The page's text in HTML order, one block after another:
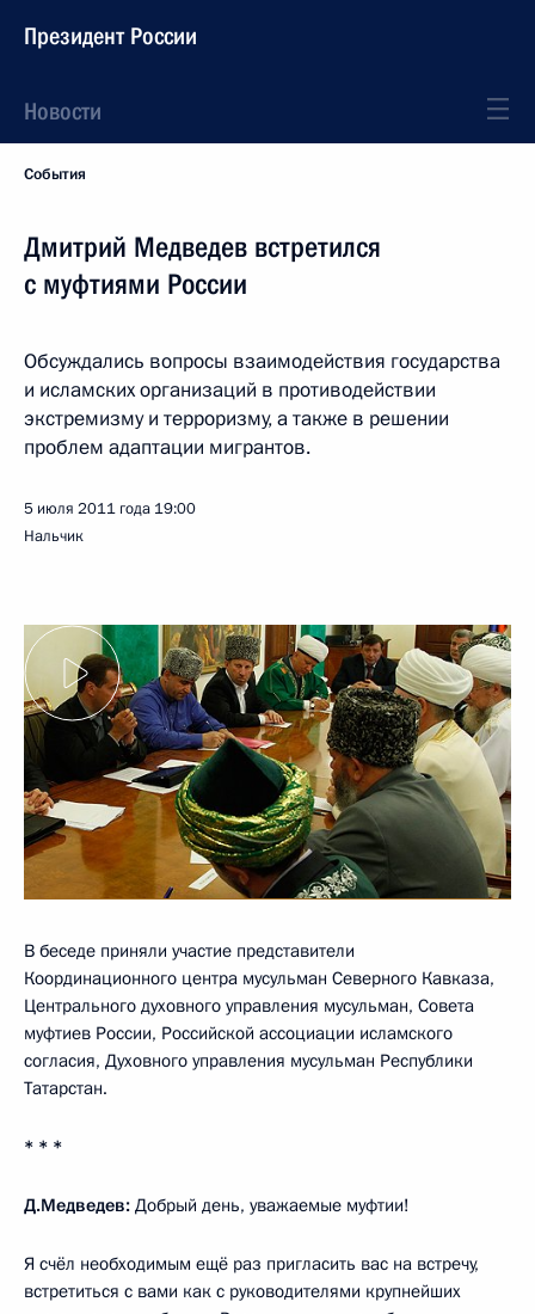
Президент России
Новости
События
Дмитрий Медведев встретился
с муфтиями России
Обсуждались вопросы взаимодействия государства
и исламских организаций в противодействии
экстремизму и терроризму, а также в решении
проблем адаптации мигрантов.
5 июля 2011 года 19:00
Нальчик
В беседе приняли участие представители
Координационного центра мусульман Северного Кавказа,
Центрального духовного управления мусульман, Совета
муфтиев России, Российской ассоциации исламского
согласия, Духовного управления мусульман Республики
Татарстан.
* * *
Д.Медведев: Добрый день, уважаемые муфтии!
Я счёл необходимым ещё раз пригласить вас на встречу,
встретиться с вами как с руководителями крупнейших